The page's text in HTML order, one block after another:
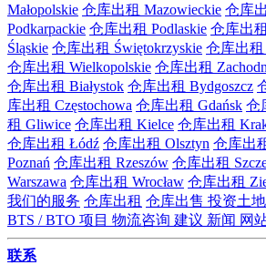
Małopolskie 仓库出租 Mazowieckie 仓库
Podkarpackie 仓库出租 Podlaskie 仓库出
Śląskie 仓库出租 Świętokrzyskie 仓库出租
仓库出租 Wielkopolskie 仓库出租
仓库出租 Białystok 仓库出租 Bydgoszcz
库出租 Częstochowa 仓库出租 Gdańsk 仓
租 Gliwice 仓库出租 Kielce 仓库出租
仓库出租 Łódź 仓库出租 Olsztyn 仓库出
Poznań 仓库出租 Rzeszów 仓库出租
Warszawa 仓库出租 Wrocław 仓库出租
我们的服务 仓库出租 仓库出售 投资土
BTS / BTO 项目 物流咨询 建议 新闻 网
联系